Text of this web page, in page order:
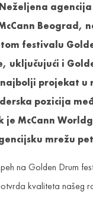
agencija
Beograd,
festivalu
uključujući i
projekat u
pozicija
je McCann
mrežu
na Golden Drum
kvaliteta našeg